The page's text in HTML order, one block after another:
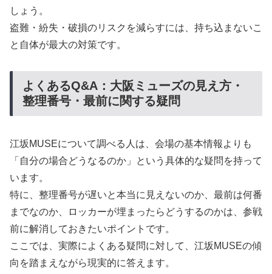
しょう。
盗難・紛失・破損のリスクを減らすには、持ち込まないこ
と自体が最大の対策です。
よくあるQ&A：大阪ミューズの見え方・
整理番号・最前に関する疑問
江坂MUSEについて調べる人は、会場の基本情報よりも
「自分の場合どうなるのか」という具体的な疑問を持って
います。
特に、整理番号が遅いと本当に見えないのか、最前は何番
までなのか、ロッカーが埋まったらどうするのかは、参戦
前に解消しておきたいポイントです。
ここでは、実際によくある疑問に対して、江坂MUSEの傾
向を踏まえながら現実的に答えます。